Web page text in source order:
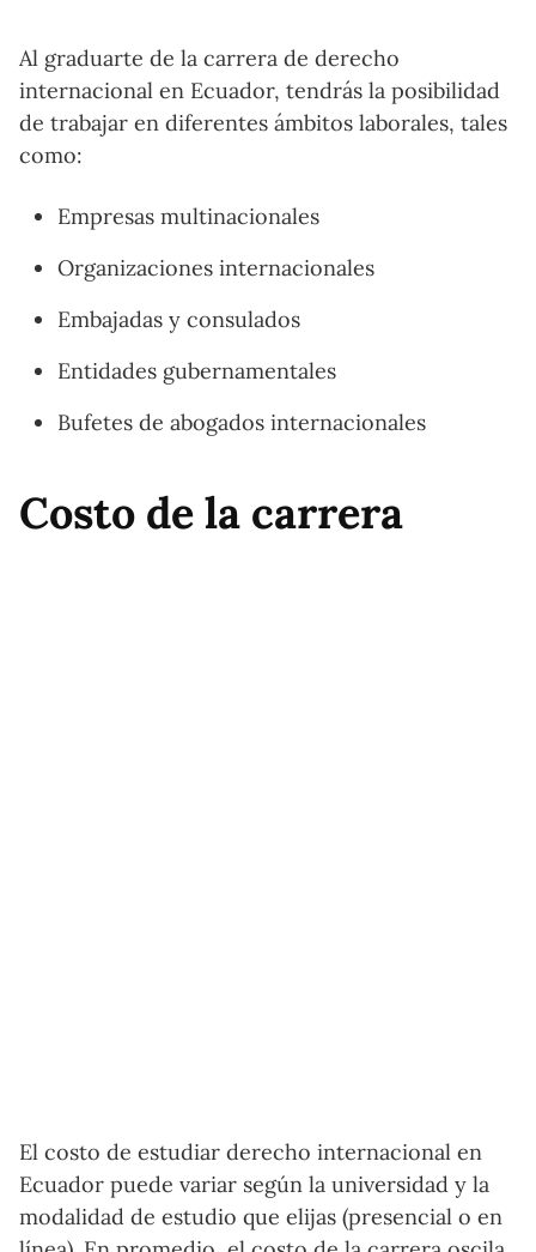
Al graduarte de la carrera de derecho
internacional en Ecuador, tendrás la posibilidad
de trabajar en diferentes ámbitos laborales, tales
como:
Empresas multinacionales
Organizaciones internacionales
Embajadas y consulados
Entidades gubernamentales
Bufetes de abogados internacionales
Costo de la carrera
El costo de estudiar derecho internacional en
Ecuador puede variar según la universidad y la
modalidad de estudio que elijas (presencial o en